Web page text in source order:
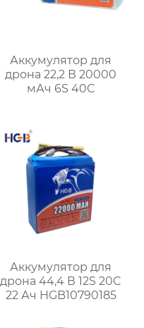
Аккумулятор для
дрона 22,2 В 20000
мАч 6S 40C
Аккумулятор для
дрона 44,4 В 12S 20C
22 Ач HGB10790185